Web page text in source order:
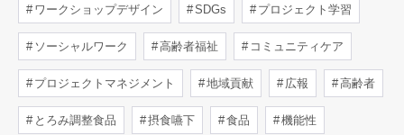
ワークショップデザイン SDGs プロジェクト学習
ソーシャルワーク 高齢者福祉 コミュニティケア
プロジェクトマネジメント 地域貢献 広報 高齢者
とろみ調整食品 摂食嚥下 食品 機能性